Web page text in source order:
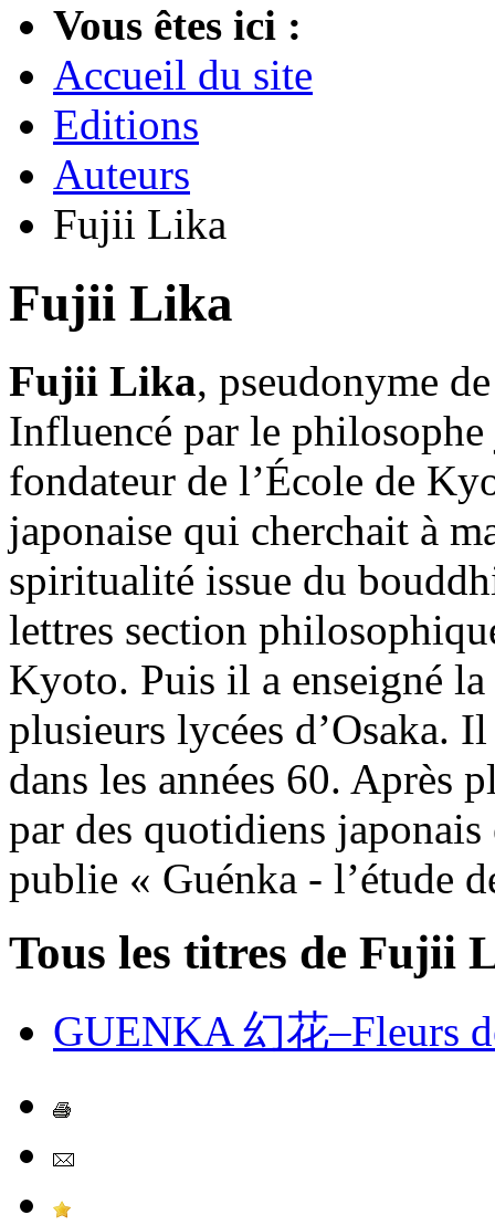
Vous êtes ici :
Accueil du site
Editions
Auteurs
Fujii Lika
Fujii Lika
Fujii Lika, pseudonyme
Influencé par le
fondateur de l’École de
japonaise qui cherchait à
spiritualité issue du
lettres section
Kyoto. Puis il a enseigné
plusieurs lycées d’Osaka.
dans les années 60. Après
par des quotidiens
publie « Guénka - l’étude
Tous les titres de Fujii
GUENKA 幻花–Fleurs